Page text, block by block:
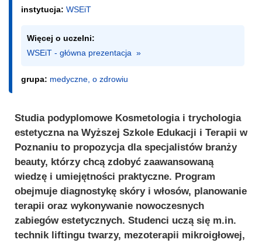
instytucja: WSEiT
Więcej o uczelni:
WSEiT - główna prezentacja  »
grupa: medyczne, o zdrowiu
Studia podyplomowe Kosmetologia i trychologia
estetyczna na Wyższej Szkole Edukacji i Terapii w
Poznaniu to propozycja dla specjalistów branży
beauty, którzy chcą zdobyć zaawansowaną
wiedzę i umiejętności praktyczne. Program
obejmuje diagnostykę skóry i włosów, planowanie
terapii oraz wykonywanie nowoczesnych
zabiegów estetycznych. Studenci uczą się m.in.
technik liftingu twarzy, mezoterapii mikroigłowej,